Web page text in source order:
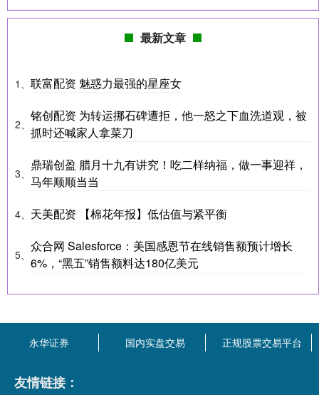
最新文章
1、 联富配资 魅惑力最强的星座女
2、
铭创配资 为转运挪石碑遭拒，他一怒之下血洗道观，被
抓时还喊家人拿菜刀
3、
鼎瑞创盈 腊月十九有讲究！吃二样纳福，做一事迎祥，
马年顺顺当当
4、 天美配资 【棉花年报】低估值与紧平衡
5、
众合网 Salesforce：美国感恩节在线销售额预计增长
6%，“黑五”销售额料达180亿美元
永华证券 国内实盘交易 正规股票交易平台
友情链接：